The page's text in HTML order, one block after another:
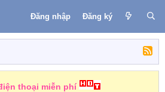
Đăng nhập Đăng ký
thoại miễn phí